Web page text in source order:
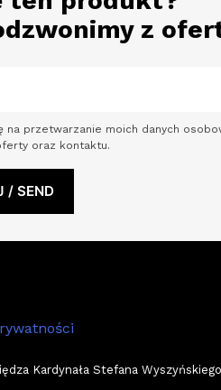
z
na przetwarzanie moich danych
oraz kontaktu.
Kardynała Stefana